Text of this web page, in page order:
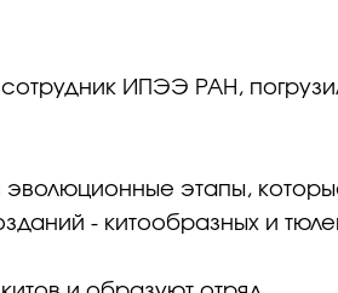
ИПЭЭ РАН,
эволюционные этапы,
- китообразных и